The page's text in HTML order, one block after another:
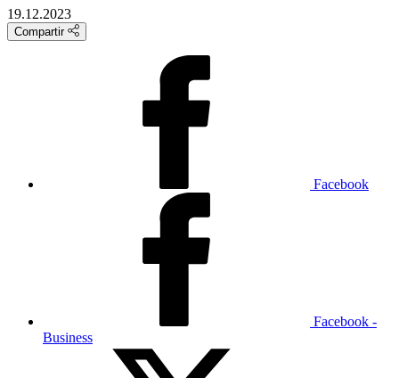
19.12.2023
Compartir
Facebook
Facebook -
Business